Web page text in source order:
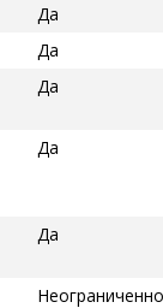
Да
Да
Да
Да
Да
Неограниченно